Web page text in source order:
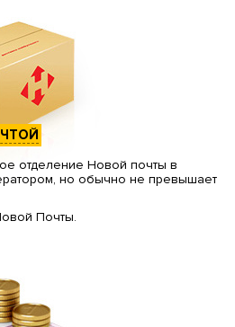
отделение Новой почты в
но обычно не превышает
Почты.